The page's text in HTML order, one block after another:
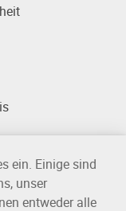
ein. Einige sind
unser
entweder alle